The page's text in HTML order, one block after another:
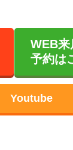
WEB来
予約は
Youtube